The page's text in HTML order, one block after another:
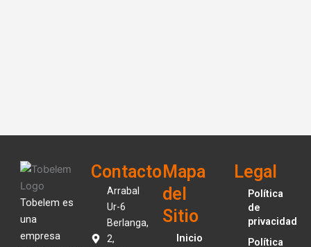
Tobelem es
una
empresa
Contacto
Arrabal
Ur-6
Berlanga,
2,
Mapa
del
Sitio
Inicio
Legal
Política
de
privacidad
Política